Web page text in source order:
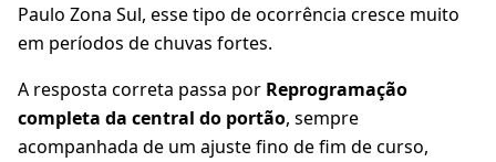
Paulo Zona Sul, esse tipo de ocorrência cresce muito
em períodos de chuvas fortes.
A resposta correta passa por Reprogramação
completa da central do portão, sempre
acompanhada de um ajuste fino de fim de curso,